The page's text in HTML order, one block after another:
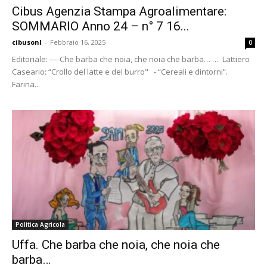
Cibus Agenzia Stampa Agroalimentare:
SOMMARIO Anno 24 – n° 7 16...
cibusonl - Febbraio 16, 2025 0
Editoriale: —-Che barba che noia, che noia che barba… … Lattiero
Caseario: “Crollo del latte e del burro" - “Cereali e dintorni”.
Farina...
Politica Agricola
Uffa. Che barba che noia, che noia che
barba…